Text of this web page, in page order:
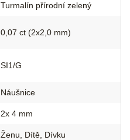
Turmalín přírodní zelený
0,07 ct (2x2,0 mm)
SI1/G
Náušnice
2x 4 mm
Ženu Dítě Dívku